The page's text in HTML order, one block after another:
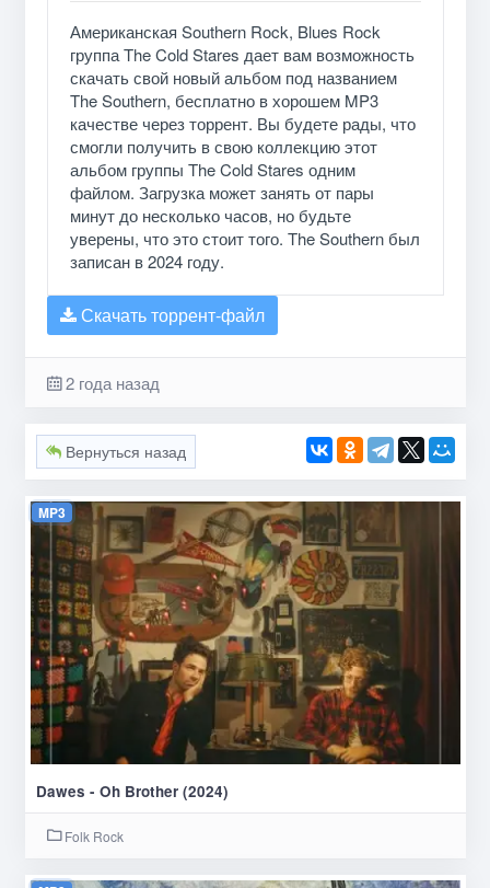
Американская Southern Rock, Blues Rock
группа The Cold Stares дает вам возможность
скачать свой новый альбом под названием
The Southern, бесплатно в хорошем MP3
качестве через торрент. Вы будете рады, что
смогли получить в свою коллекцию этот
альбом группы The Cold Stares одним
файлом. Загрузка может занять от пары
минут до несколько часов, но будьте
уверены, что это стоит того. The Southern был
записан в 2024 году.
Скачать торрент-файл
2 года назад
Вернуться назад
MP3
Dawes - Oh Brother (2024)
Folk Rock